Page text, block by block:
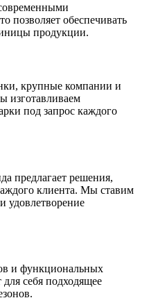
позволяет обеспечивать
продукции.
крупные компании и
изготавливаем
под запрос каждого
предлагает решения,
клиента. Мы ставим
удовлетворение
и функциональных
себя подходящее